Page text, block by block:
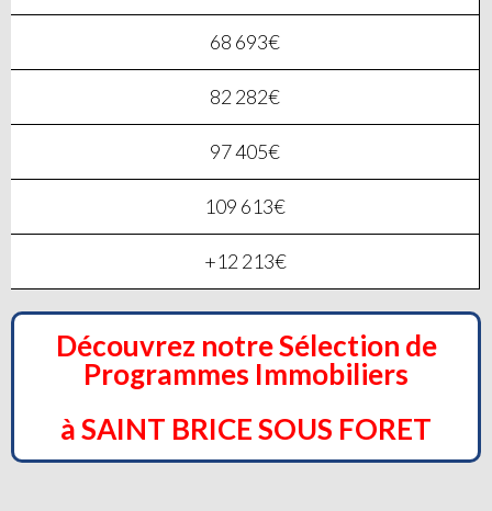
68 693€
82 282€
97 405€
109 613€
+12 213€
Découvrez notre Sélection de
Programmes Immobiliers
à SAINT BRICE SOUS FORET